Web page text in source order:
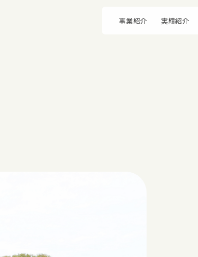
事業紹介 実績紹介